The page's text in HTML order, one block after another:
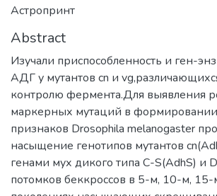
Астропринт
Abstract
Изучали приспособленность и ген-
АДГ у мутантов cn и
контролю фермента.Для выявления
маркерных мутаций в
признаков Drosophila melanogaster
насыщение генотипов мутантов
генами мух дикого типа C-S(AdhS) и
потомков беккроссов в 5-м, 10-м,